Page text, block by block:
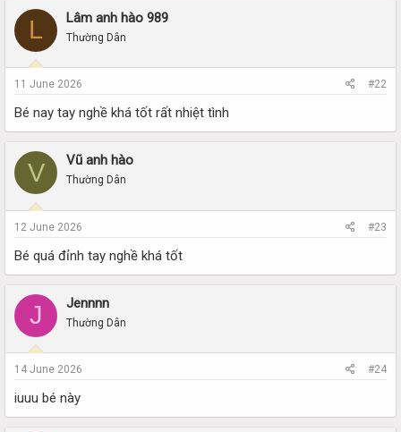
L Lâm anh hào 989
Thường Dân
11 June 2026 #22
Bé nay tay nghề khá tốt rất nhiệt tình
V Vũ anh hào
Thường Dân
12 June 2026 #23
Bé quá đỉnh tay nghề khá tốt
J Jennnn
Thường Dân
14 June 2026 #24
iuuu bé này